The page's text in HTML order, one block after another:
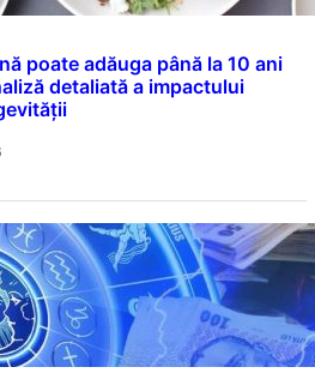
poate adăuga până la 10 ani
detaliată a impactului